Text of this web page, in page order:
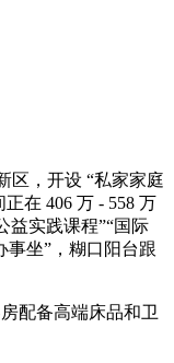
区，开设 “私家家庭
在 406 万 - 558 万
益实践课程”“国际
坐”，糊口阳台跟
配备高端床品和卫